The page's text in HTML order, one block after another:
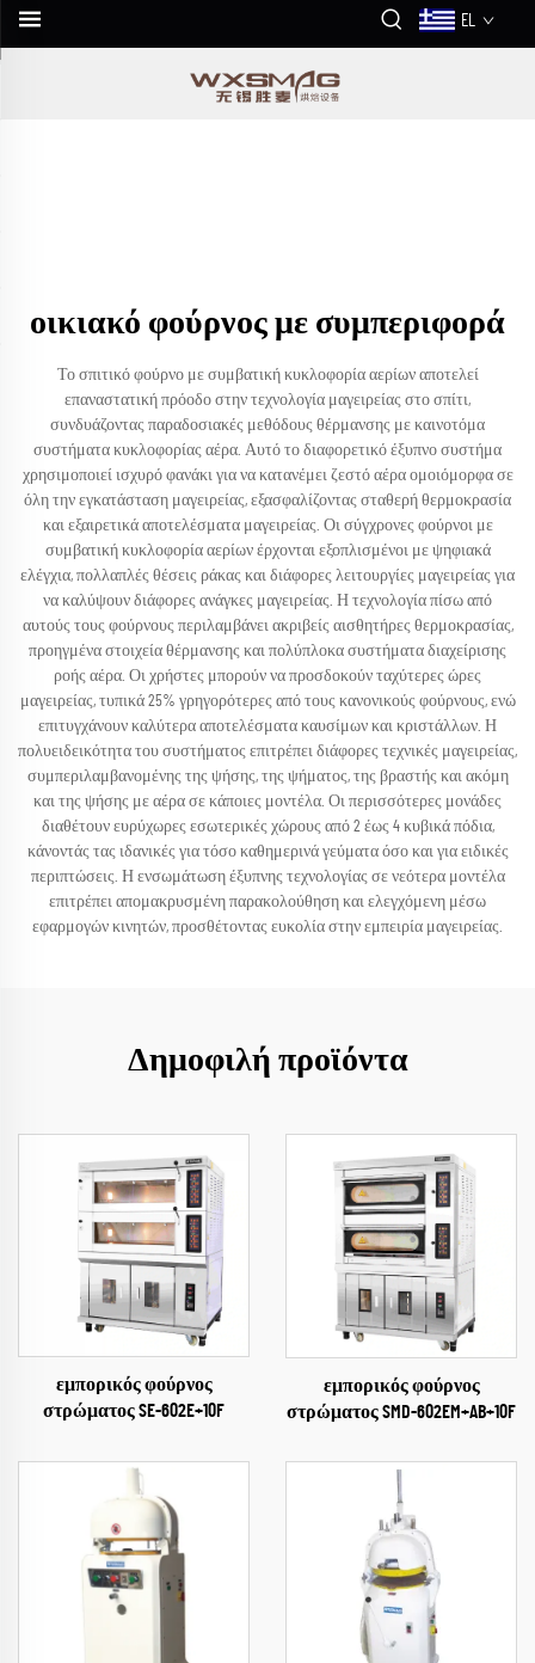
EL
οικιακό φούρνος με συμπεριφορά
Το σπιτικό φούρνο με συμβατική κυκλοφορία αερίων αποτελεί
επαναστατική πρόοδο στην τεχνολογία μαγειρείας στο σπίτι,
συνδυάζοντας παραδοσιακές μεθόδους θέρμανσης με καινοτόμα
συστήματα κυκλοφορίας αέρα. Αυτό το διαφορετικό έξυπνο συστήμα
χρησιμοποιεί ισχυρό φανάκι για να κατανέμει ζεστό αέρα ομοιόμορφα σε
όλη την εγκατάσταση μαγειρείας, εξασφαλίζοντας σταθερή θερμοκρασία
και εξαιρετικά αποτελέσματα μαγειρείας. Οι σύγχρονες φούρνοι με
συμβατική κυκλοφορία αερίων έρχονται εξοπλισμένοι με ψηφιακά
ελέγχια, πολλαπλές θέσεις ράκας και διάφορες λειτουργίες μαγειρείας για
να καλύψουν διάφορες ανάγκες μαγειρείας. Η τεχνολογία πίσω από
αυτούς τους φούρνους περιλαμβάνει ακριβείς αισθητήρες θερμοκρασίας,
προηγμένα στοιχεία θέρμανσης και πολύπλοκα συστήματα διαχείρισης
ροής αέρα. Οι χρήστες μπορούν να προσδοκούν ταχύτερες ώρες
μαγειρείας, τυπικά 25% γρηγορότερες από τους κανονικούς φούρνους, ενώ
επιτυγχάνουν καλύτερα αποτελέσματα καυσίμων και κριστάλλων. Η
πολυειδεικότητα του συστήματος επιτρέπει διάφορες τεχνικές μαγειρείας,
συμπεριλαμβανομένης της ψήσης, της ψήματος, της βραστής και ακόμη
και της ψήσης με αέρα σε κάποιες μοντέλα. Οι περισσότερες μονάδες
διαθέτουν ευρύχωρες εσωτερικές χώρους από 2 έως 4 κυβικά πόδια,
κάνοντάς τας ιδανικές για τόσο καθημερινά γεύματα όσο και για ειδικές
περιπτώσεις. Η ενσωμάτωση έξυπνης τεχνολογίας σε νεότερα μοντέλα
επιτρέπει απομακρυσμένη παρακολούθηση και ελεγχόμενη μέσω
εφαρμογών κινητών, προσθέτοντας ευκολία στην εμπειρία μαγειρείας.
Δημοφιλή προϊόντα
εμπορικός φούρνος
στρώματος SE-602E+10F
εμπορικός φούρνος
στρώματος SMD-602EM+AB+10F